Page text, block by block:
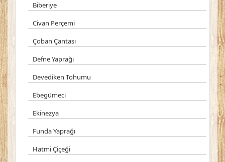
Biberiye
Civan Perçemi
Çoban Çantası
Defne Yaprağı
Devediken Tohumu
Ebegümeci
Ekinezya
Funda Yaprağı
Hatmi Çiçeği